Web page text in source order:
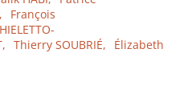
François
Thierry SOUBRIÉ,
Élizabeth